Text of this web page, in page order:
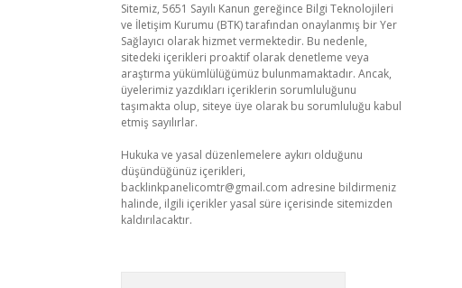
Sitemiz, 5651 Sayılı Kanun gereğince Bilgi Teknolojileri
ve İletişim Kurumu (BTK) tarafından onaylanmış bir Yer
Sağlayıcı olarak hizmet vermektedir. Bu nedenle,
sitedeki içerikleri proaktif olarak denetleme veya
araştırma yükümlülüğümüz bulunmamaktadır. Ancak,
üyelerimiz yazdıkları içeriklerin sorumluluğunu
taşımakta olup, siteye üye olarak bu sorumluluğu kabul
etmiş sayılırlar.
Hukuka ve yasal düzenlemelere aykırı olduğunu
düşündüğünüz içerikleri,
backlinkpanelicomtr@gmail.com adresine bildirmeniz
halinde, ilgili içerikler yasal süre içerisinde sitemizden
kaldırılacaktır.